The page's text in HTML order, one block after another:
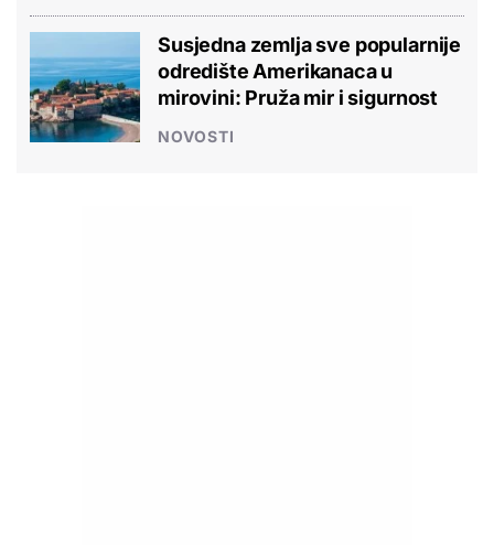
Susjedna zemlja sve popularnije
odredište Amerikanaca u
mirovini: Pruža mir i sigurnost
NOVOSTI